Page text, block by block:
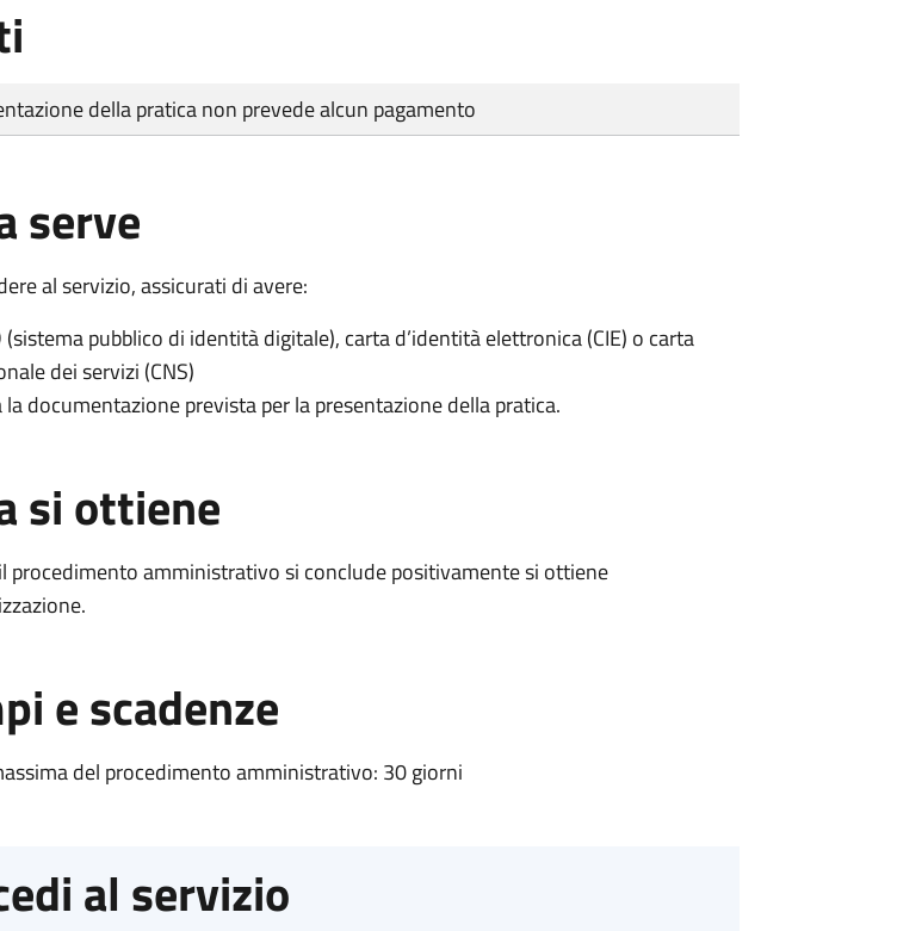
della pratica non prevede alcun pagamento
serve
al servizio, assicurati di avere:
(sistema pubblico di identità digitale), carta d’identità elettronica (CIE) o carta
dei servizi (CNS)
documentazione prevista per la presentazione della pratica.
si ottiene
procedimento amministrativo si conclude positivamente si ottiene
e scadenze
del procedimento amministrativo: 30 giorni
al servizio